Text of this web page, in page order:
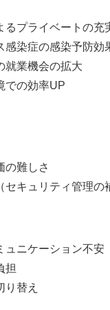
るプライベートの充
感染症の感染予防効
就業機会の拡大
での効率UP
の難しさ
キュリティ管理の
ュニケーション不安
担
り替え